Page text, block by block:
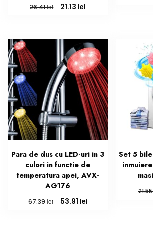
26.41lei
Prețul
26.41 lei.
21.13 lei
Para de dus cu LED-uri in 3
culori in functie de
temperatura apei, AVX-
AG176
67.39lei
Prețul
53.91 leiPrețul
Set 5